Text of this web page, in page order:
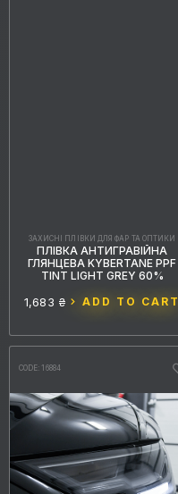
ЗАХИСНІ ПЛІВКИ ДЛЯ ФАР ТА ОПТИКИ
ПЛІВКА АНТИГРАВІЙНА
ГЛЯНЦЕВА KYBERTANE PPF
TINT LIGHT GREY 60%
1,683 ₴ ADD TO CART
CODE: 16884